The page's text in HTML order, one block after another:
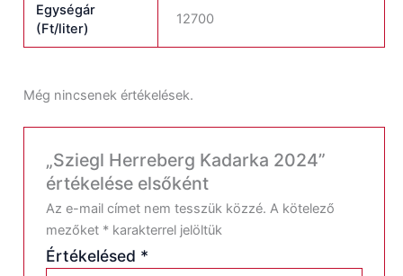
Egységár
(Ft/liter)
12700
Még nincsenek értékelések.
„Sziegl Herreberg Kadarka 2024”
értékelése elsőként
Az e-mail címet nem tesszük közzé. A kötelező
mezőket * karakterrel jelöltük
Értékelésed *